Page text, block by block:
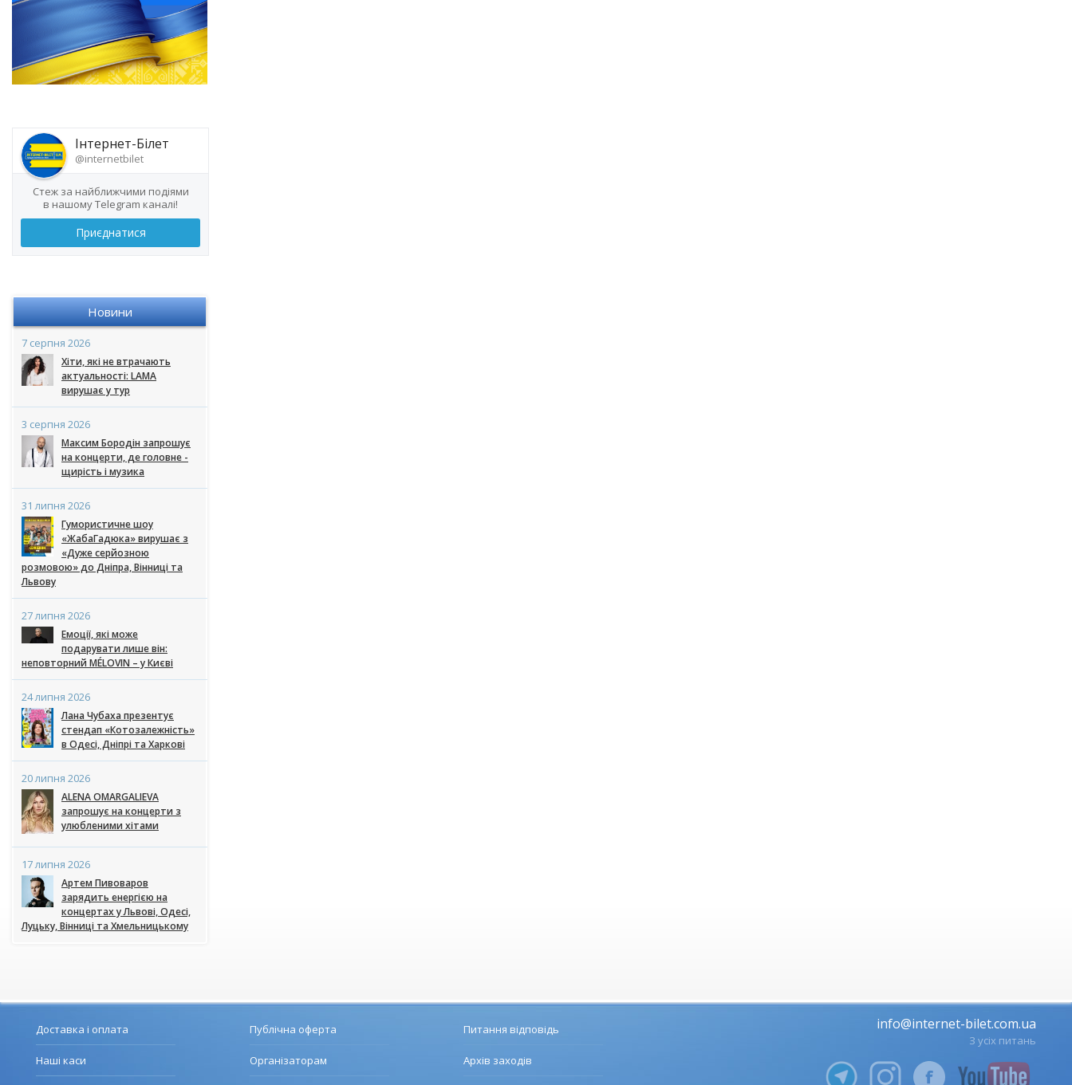
Інтернет-Білет
@internetbilet
Стеж за найближчими подіями
в нашому Telegram каналі!
Приєднатися
Новини
7 серпня 2026
Хіти, які не втрачають
актуальності: LAMA
вирушає у тур
3 серпня 2026
Максим Бородін запрошує
на концерти, де головне -
щирість і музика
31 липня 2026
Гумористичне шоу
«ЖабаГадюка» вирушає з
«Дуже серйозною
розмовою» до Дніпра, Вінниці та
Львову
27 липня 2026
Емоції, які може
подарувати лише він:
неповторний MÉLOVIN – у Києві
24 липня 2026
Лана Чубаха презентує
стендап «Котозалежність»
в Одесі, Дніпрі та Харкові
20 липня 2026
ALENA OMARGALIEVA
запрошує на концерти з
улюбленими хітами
17 липня 2026
Артем Пивоваров
зарядить енергією на
концертах у Львові, Одесі,
Луцьку, Вінниці та Хмельницькому
Доставка і оплата
Наші каси
Публічна оферта
Організаторам
Питання відповідь
Архів заходів
info@internet-bilet.com.ua
З усіх питань